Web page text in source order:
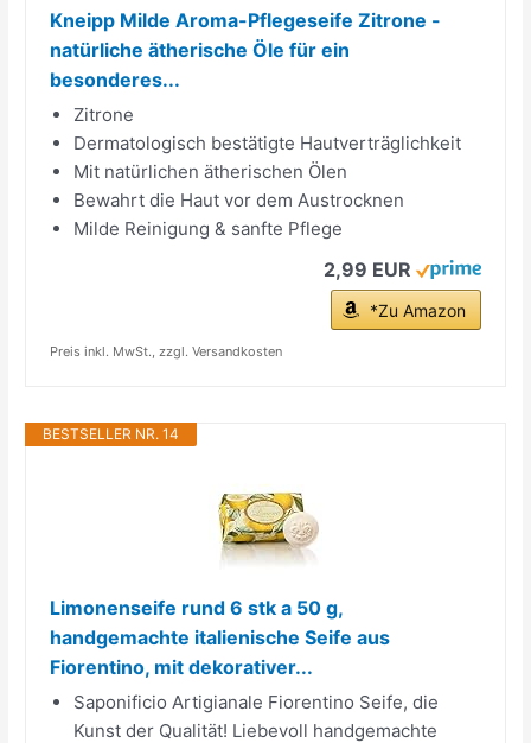
Kneipp Milde Aroma-Pflegeseife Zitrone -
natürliche ätherische Öle für ein
besonderes...
Zitrone
Dermatologisch bestätigte Hautverträglichkeit
Mit natürlichen ätherischen Ölen
Bewahrt die Haut vor dem Austrocknen
Milde Reinigung & sanfte Pflege
2,99 EUR
*Zu Amazon
Preis inkl. MwSt., zzgl. Versandkosten
BESTSELLER NR. 14
Limonenseife rund 6 stk a 50 g,
handgemachte italienische Seife aus
Fiorentino, mit dekorativer...
Saponificio Artigianale Fiorentino Seife, die
Kunst der Qualität! Liebevoll handgemachte